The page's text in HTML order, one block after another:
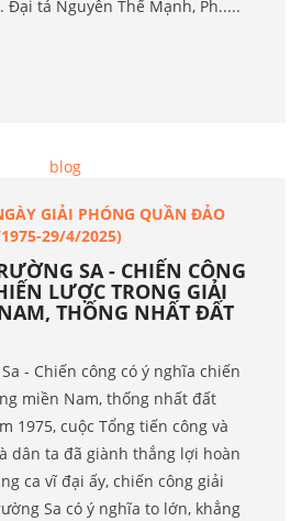
Đại tá Nguyễn Thế Mạnh, Ph.....
GIẢI PHÓNG QUẦN ĐẢO
29/4/2025)
SA - CHIẾN CÔNG
LƯỢC TRONG GIẢI
THỐNG NHẤT ĐẤT
- Chiến công có ý nghĩa chiến
miền Nam, thống nhất đất
1975, cuộc Tổng tiến công và
dân ta đã giành thắng lợi hoàn
ca vĩ đại ấy, chiến công giải
Sa có ý nghĩa to lớn, khẳng